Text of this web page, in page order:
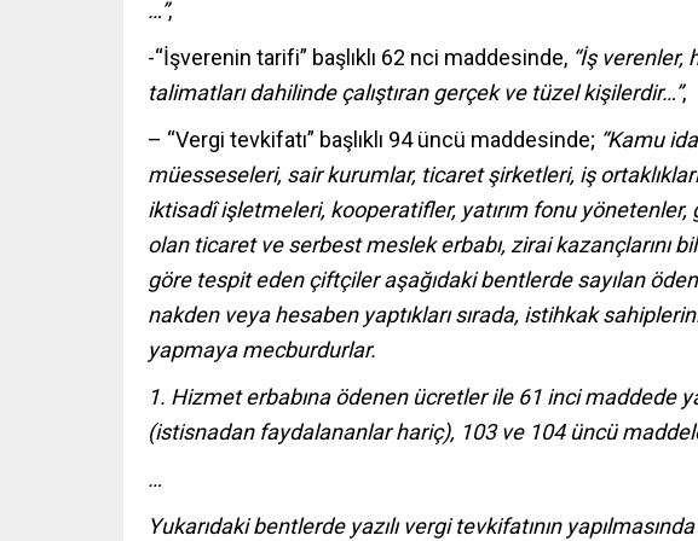
…”,
-“İşverenin tarifi” başlıklı 62 nci maddesinde, “İş verenler,
talimatları dahilinde çalıştıran gerçek ve tüzel kişilerdir…”,
– “Vergi tevkifatı” başlıklı 94 üncü maddesinde; “Kamu
müesseseleri, sair kurumlar, ticaret şirketleri, iş
iktisadî işletmeleri, kooperatifler, yatırım fonu
olan ticaret ve serbest meslek erbabı, zirai kazançlarını
göre tespit eden çiftçiler aşağıdaki bentlerde sayılan
nakden veya hesaben yaptıkları sırada, istihkak
yapmaya mecburdurlar.
1. Hizmet erbabına ödenen ücretler ile 61 inci maddede
(istisnadan faydalananlar hariç), 103 ve 104 üncü
…
Yukarıdaki bentlerde yazılı vergi tevkifatının